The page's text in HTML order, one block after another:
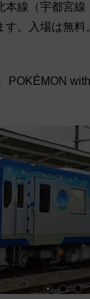
本線（宇都宮
。入場は無料
POKÉMON